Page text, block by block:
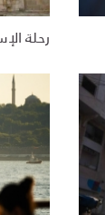
رحلة